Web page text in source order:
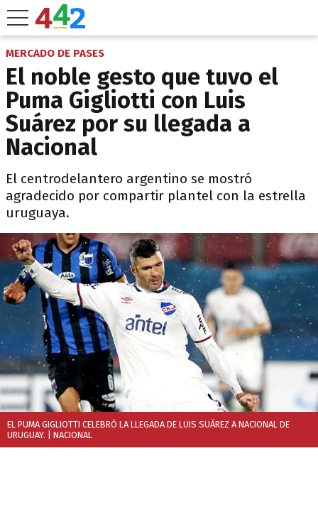
MERCADO DE PASES
El noble gesto que tuvo el
Puma Gigliotti con Luis
Suárez por su llegada a
Nacional
El centrodelantero argentino se mostró
agradecido por compartir plantel con la estrella
uruguaya.
EL PUMA GIGLIOTTI CELEBRÓ LA LLEGADA DE LUIS SUÁREZ A NACIONAL DE
URUGUAY. | NACIONAL